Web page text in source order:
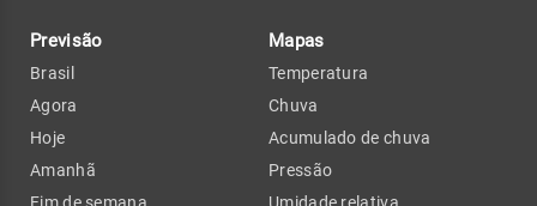
Previsão
Brasil
Agora
Hoje
Amanhã
Fim de semana
Mapas
Temperatura
Chuva
Acumulado de chuva
Pressão
Umidade relativa